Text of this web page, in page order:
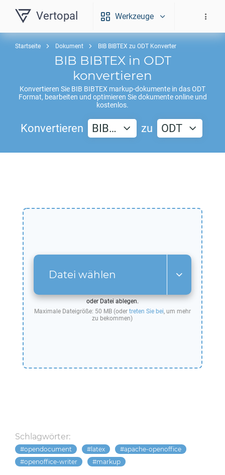
Vertopal Werkzeuge
Startseite Dokument BIB BIBTEX zu ODT Konverter
BIB BIBTEXin ODT
konvertieren
Konvertieren Sie BIB BIBTEX markup-dokumente in dasODT
Format, bearbeiten und optimieren Sie dokumente online und
kostenlos.
Konvertieren BIB… zu ODT
Datei wählen
oder Datei ablegen.
Maximale Dateigröße: 50 MB (oder treten Sie bei, um mehr
zu bekommen)
Schlagwörter:
opendocument latex
apache-openoffice
openoffice-writer
markup